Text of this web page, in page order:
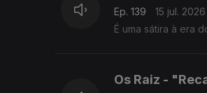
Ep. 139
15 jul. 2026
É uma sátira à era
Os Raiz -